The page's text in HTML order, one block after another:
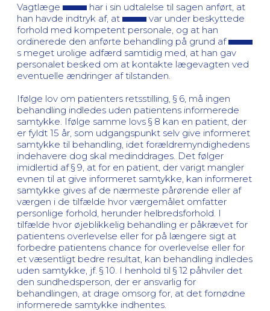
Vagtlæge
har i sin udtalelse til sagen anført, at
han havde indtryk af, at
var under beskyttede
forhold med kompetent personale, og at han
ordinerede den anførte behandling på grund af
s meget urolige adfærd samtidig med, at han gav
personalet besked om at kontakte lægevagten ved
eventuelle ændringer af tilstanden.
Ifølge lov om patienters retsstilling, § 6, må ingen
behandling indledes uden patientens informerede
samtykke. Ifølge samme lovs § 8 kan en patient, der
er fyldt 15 år, som udgangspunkt selv give informeret
samtykke til behandling, idet forældremyndighedens
indehavere dog skal medinddrages. Det følger
imidlertid af § 9, at for en patient, der varigt mangler
evnen til at give informeret samtykke, kan informeret
samtykke gives af de nærmeste pårørende eller af
værgen i de tilfælde hvor værgemålet omfatter
personlige forhold, herunder helbredsforhold. I
tilfælde hvor øjeblikkelig behandling er påkrævet for
patientens overlevelse eller for på længere sigt at
forbedre patientens chance for overlevelse eller for
et væsentligt bedre resultat, kan behandling indledes
uden samtykke, jf. § 10. I henhold til § 12 påhviler det
den sundhedsperson, der er ansvarlig for
behandlingen, at drage omsorg for, at det fornødne
informerede samtykke indhentes.